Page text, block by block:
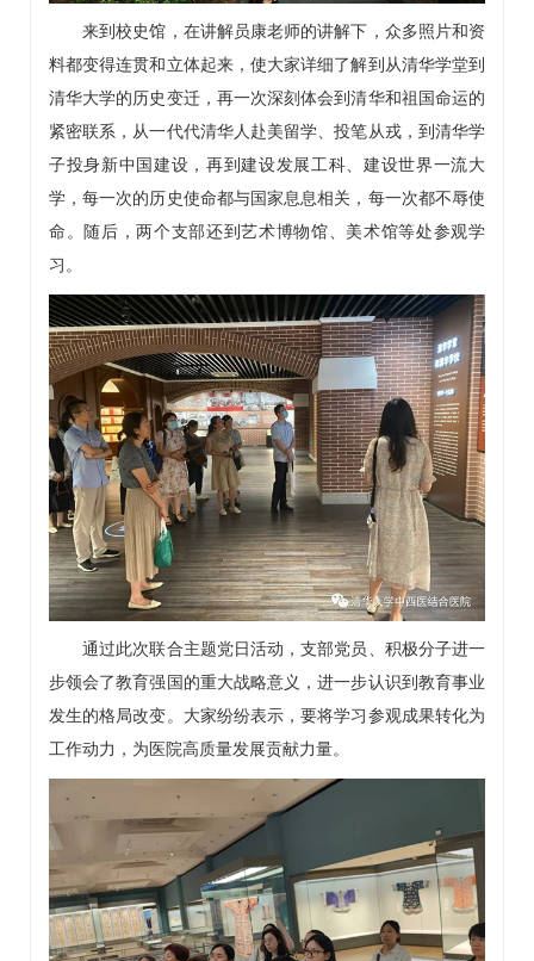
来到校史馆，在讲解员康老师的讲解下，众多照片和资
料都变得连贯和立体起来，使大家详细了解到从清华学堂到
清华大学的历史变迁，再一次深刻体会到清华和祖国命运的
紧密联系，从一代代清华人赴美留学、投笔从戎，到清华学
子投身新中国建设，再到建设发展工科、建设世界一流大
学，每一次的历史使命都与国家息息相关，每一次都不辱使
命。随后，两个支部还到艺术博物馆、美术馆等处参观学
习。
通过此次联合主题党日活动，支部党员、积极分子进一
步领会了教育强国的重大战略意义，进一步认识到教育事业
发生的格局改变。大家纷纷表示，要将学习参观成果转化为
工作动力，为医院高质量发展贡献力量。